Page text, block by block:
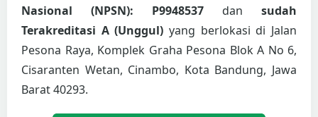
Nasional (NPSN): P9948537 dan sudah
Terakreditasi A (Unggul) yang berlokasi di Jalan
Pesona Raya, Komplek Graha Pesona Blok A No 6,
Cisaranten Wetan, Cinambo, Kota Bandung, Jawa
Barat 40293.